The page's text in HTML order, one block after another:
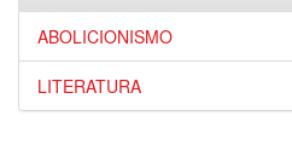
ABOLICIONISMO
LITERATURA